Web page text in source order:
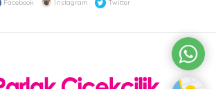
Facebook Instagram Twitter